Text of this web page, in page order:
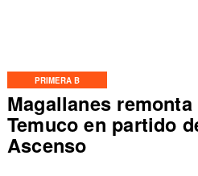
PRIMERA B
Magallanes
Temuco en partido
Ascenso